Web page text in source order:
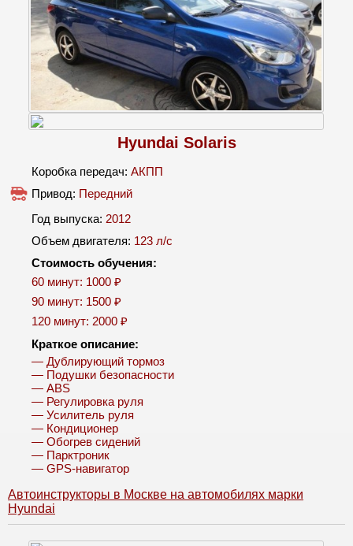
Hyundai Solaris
Коробка передач: АКПП
Привод: Передний
Год выпуска: 2012
Объем двигателя: 123 л/c
Стоимость обучения:
60 минут: 1000 ₽
90 минут: 1500 ₽
120 минут: 2000 ₽
Краткое описание:
— Дублирующий тормоз
— Подушки безопасности
— ABS
— Регулировка руля
— Усилитель руля
— Кондиционер
— Обогрев сидений
— Парктроник
— GPS-навигатор
Автоинструкторы в Москве на автомобилях марки
Hyundai